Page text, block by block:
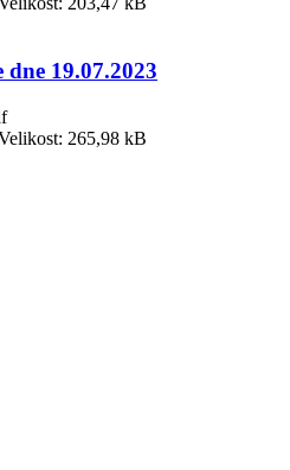
19.07.2023
265,98 kB